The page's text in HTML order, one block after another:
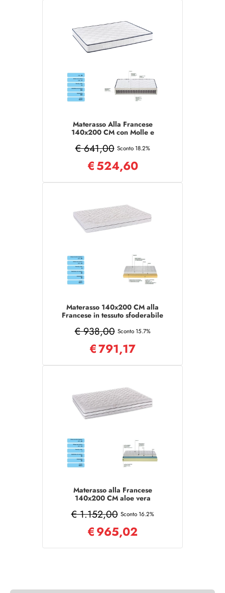
Materasso Alla Francese
140x200 CM con Molle e
€ 641,00 Sconto 18.2%
€524,60
Materasso 140x200 CM alla
Francese in tessuto sfoderabile
€ 938,00 Sconto 15.7%
€791,17
Materasso alla Francese
140x200 CM aloe vera
€ 1.152,00 Sconto 16.2%
€965,02